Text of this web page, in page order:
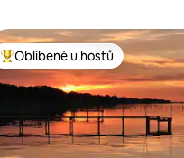
Nejlepší v kategorii Oblíbené u
Oblíbené u hostů